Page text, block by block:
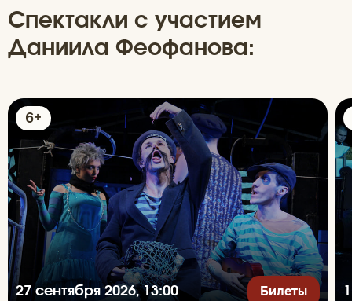
Спектакли с участием
Даниила Феофанова:
6+
27 сентября 2026, 13:00 Билеты